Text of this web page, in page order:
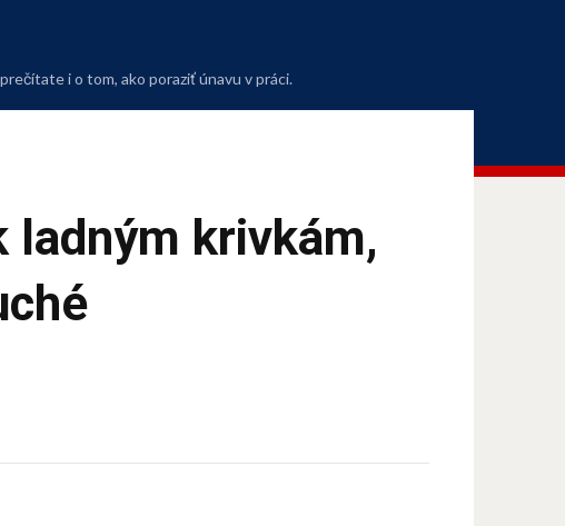
i o tom, ako poraziť únavu v práci.
ladným krivkám,